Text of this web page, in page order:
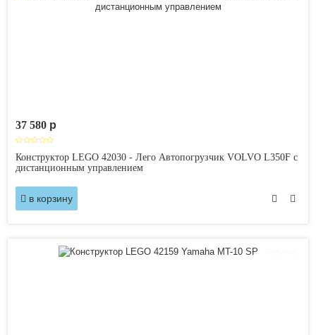
37 580 p
Конструктор LEGO 42030 - Лего Автопогрузчик VOLVO L350F с
дистанционным управлением
в корзину